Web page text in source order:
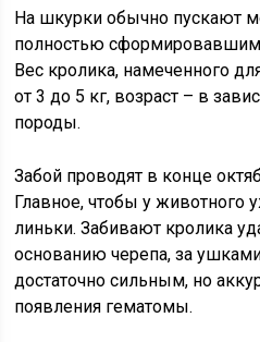
На шкурки обычно пускают
полностью
Вес кролика, намеченного
от 3 до 5 кг, возраст – в
породы.
Забой проводят в конце
Главное, чтобы у животного
линьки. Забивают кролика
основанию черепа, за
достаточно сильным, но
появления гематомы.